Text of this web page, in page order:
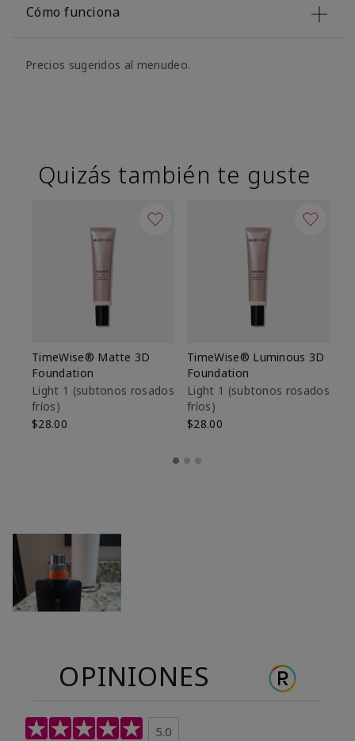
Cómo funciona
Precios sugeridos al menudeo.
Quizás también te guste
TimeWise® Matte 3D
Foundation
Light 1​ (subtonos rosados
fríos)
$28.00
TimeWise® Luminous 3D
Foundation
Light 1​ (subtonos rosados
fríos)
$28.00
OPINIONES
5.0